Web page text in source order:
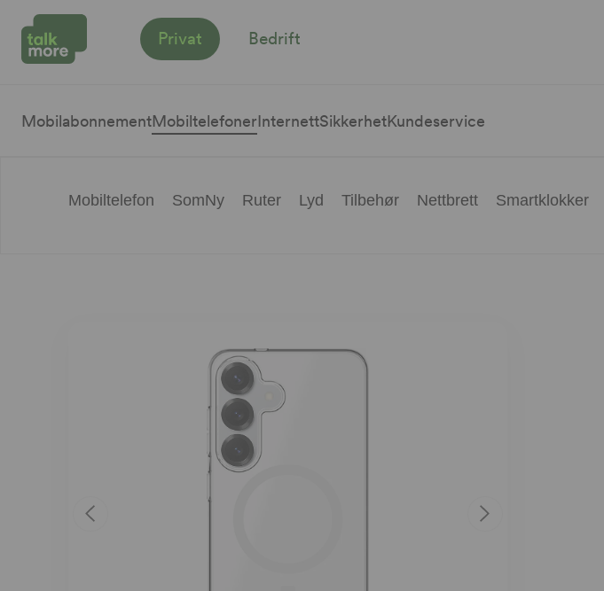
Privat Bedrift
MobilabonnementMobiltelefonerInternettSikkerhetKundeservice
Mobiltelefon SomNy Ruter Lyd Tilbehør Nettbrett Smartklokker